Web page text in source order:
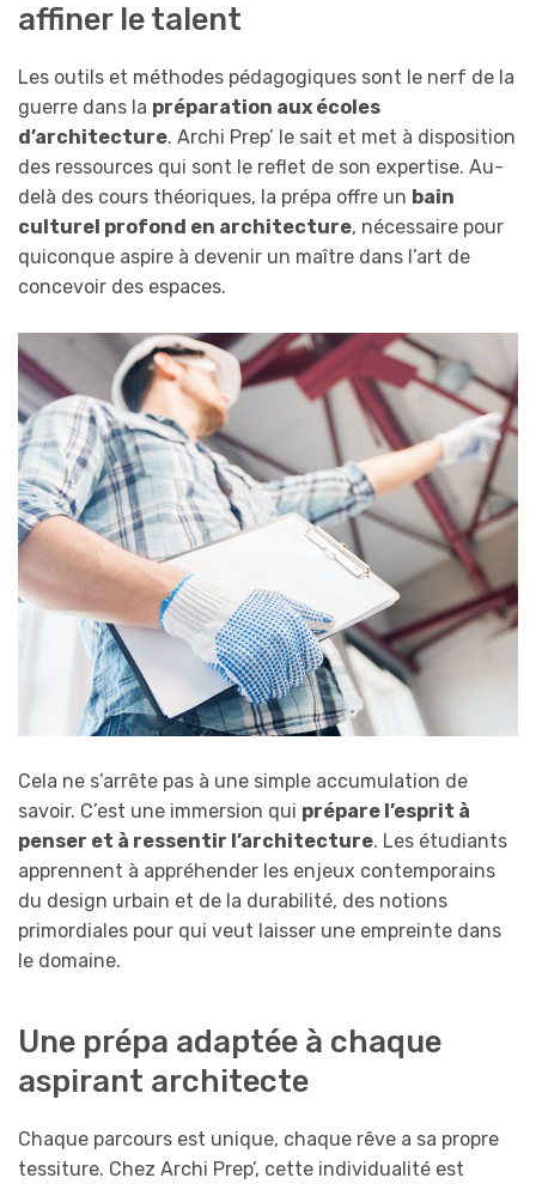
affiner le talent
Les outils et méthodes pédagogiques sont le nerf de la
guerre dans la préparation aux écoles
d’architecture. Archi Prep’ le sait et met à disposition
des ressources qui sont le reflet de son expertise. Au-
delà des cours théoriques, la prépa offre un bain
culturel profond en architecture, nécessaire pour
quiconque aspire à devenir un maître dans l’art de
concevoir des espaces.
Cela ne s’arrête pas à une simple accumulation de
savoir. C’est une immersion qui prépare l’esprit à
penser et à ressentir l’architecture. Les étudiants
apprennent à appréhender les enjeux contemporains
du design urbain et de la durabilité, des notions
primordiales pour qui veut laisser une empreinte dans
le domaine.
Une prépa adaptée à chaque
aspirant architecte
Chaque parcours est unique, chaque rêve a sa propre
tessiture. Chez Archi Prep’, cette individualité est